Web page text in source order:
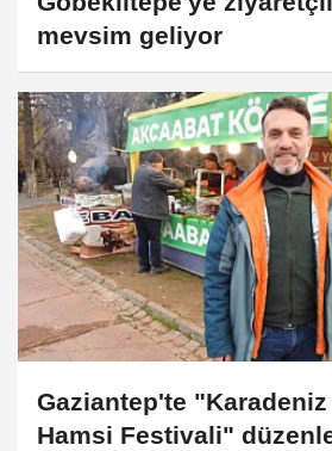
mevsim geliyor
Gaziantep'te
Hamsi Festivali"